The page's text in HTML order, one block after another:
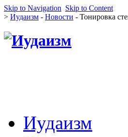
Skip to Navigation Skip to Content
> Иудаизм - Новости - Тонировка
Иудаизм